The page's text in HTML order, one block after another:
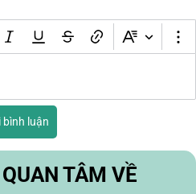
bình luận
TÂM VỀ